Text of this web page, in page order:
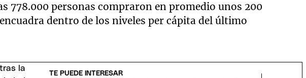
778.000 personas compraron en promedio unos 200
dentro de los niveles per cápita del último
TE PUEDE INTERESAR